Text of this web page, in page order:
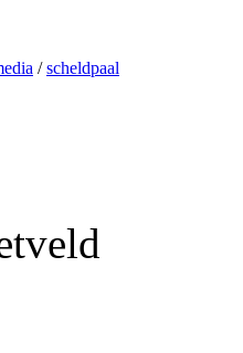
/scheldpaal